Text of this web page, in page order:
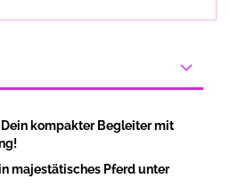
kompakter Begleiter mit
majestätisches Pferd unter